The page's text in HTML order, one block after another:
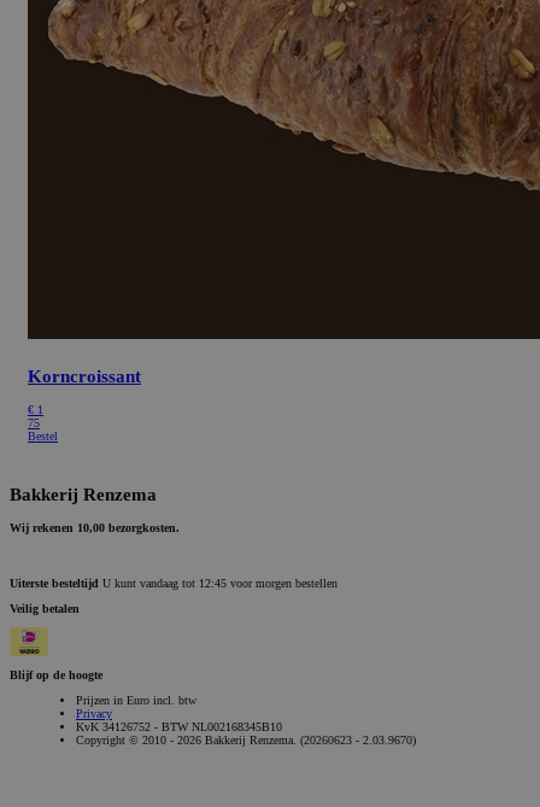
Korncroissant
€ 1
75
Bestel
Bakkerij Renzema
Wij rekenen 10,00 bezorgkosten.
Uiterste besteltijd U kunt vandaag tot 12:45 voor morgen bestellen
Veilig betalen
Blijf op de hoogte
Prijzen in Euro incl. btw
Privacy
KvK 34126752 - BTW NL002168345B10
Copyright © 2010 - 2026 Bakkerij Renzema. (20260623 - 2.03.9670)